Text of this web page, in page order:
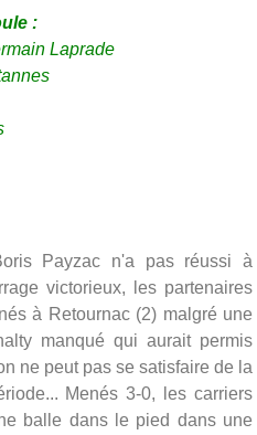
:
Laprade
Payzac n'a pas réussi à
victorieux, les partenaires
à Retournac (2) malgré une
manqué qui aurait permis
ne peut pas se satisfaire de la
Menés 3-0, les carriers
balle dans le pied dans une